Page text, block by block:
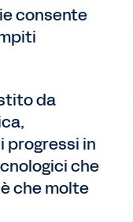
consente
da
progressi in
che
che molte